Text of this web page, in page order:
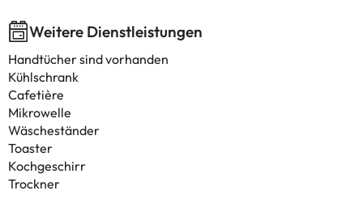
Weitere Dienstleistungen
Handtücher sind vorhanden
Kühlschrank
Cafetière
Mikrowelle
Wäscheständer
Toaster
Kochgeschirr
Trockner